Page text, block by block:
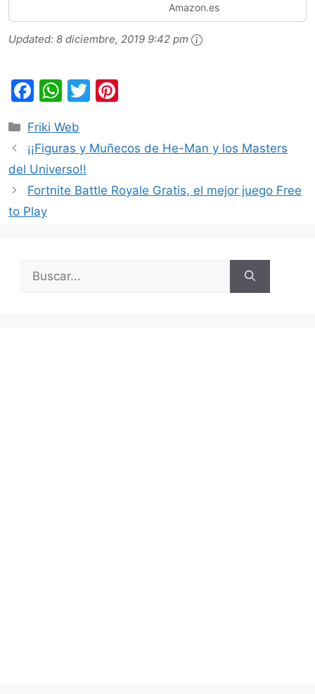
Amazon.es
Updated: 8 diciembre, 2019 9:42 pm
F
c
e
b
o
o
W
at
s
A
p
T
er e
Categorías
Friki Web
¡¡Figuras y Muñecos de He-Man y los Masters
del Universo!!
Fortnite Battle Royale Gratis, el mejor juego Free
to Play